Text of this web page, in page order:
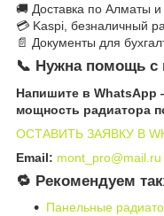
🚚 Доставка по Алматы и
💳 Kaspi, безналичный
📄 Документы для
📞 Нужна помощь с
Напишите в WhatsApp
мощность радиатора
ОСТАВИТЬ ЗАЯВКУ В
Email: mont_pro@mail.ru
🔁 Рекомендуем
Панельные